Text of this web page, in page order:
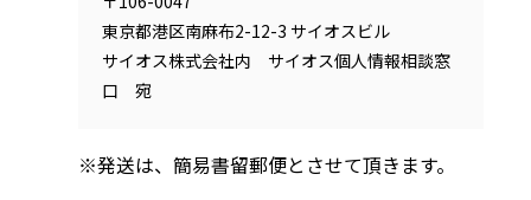
東京都港区南麻布2-12-3 サイオスビル
サイオス株式会社内 サイオス個人情報相談窓
口 宛
発送は、簡易書留郵便とさせて頂きます。